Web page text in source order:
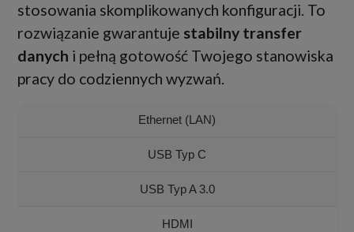
stosowania skomplikowanych konfiguracji. To
rozwiązanie gwarantuje stabilny transfer
danych i pełną gotowość Twojego stanowiska
pracy do codziennych wyzwań.
Ethernet (LAN)
USB Typ C
USB Typ A 3.0
HDMI